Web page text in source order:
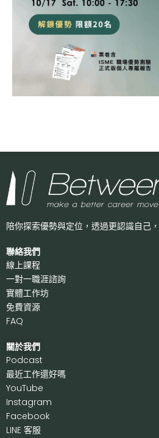
陪你探索優勢與定位，透過更認識自己，
聯絡我們
線上課程
一對一職涯諮詢
實體工作坊
免費資源
FAQ
關於我們
Podcast
最近工作還好嗎
YouTube
Instagram
Facebook
LINE 客服